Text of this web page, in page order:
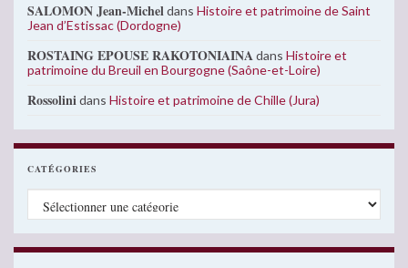
SALOMON Jean-Micheldans Histoire et patrimoine de Saint
Jean d’Estissac (Dordogne)
ROSTAING EPOUSE RAKOTONIAINAdans Histoire et
patrimoine du Breuil en Bourgogne (Saône-et-Loire)
Rossolinidans Histoire et patrimoine de Chille (Jura)
CATÉGORIES
Catégories